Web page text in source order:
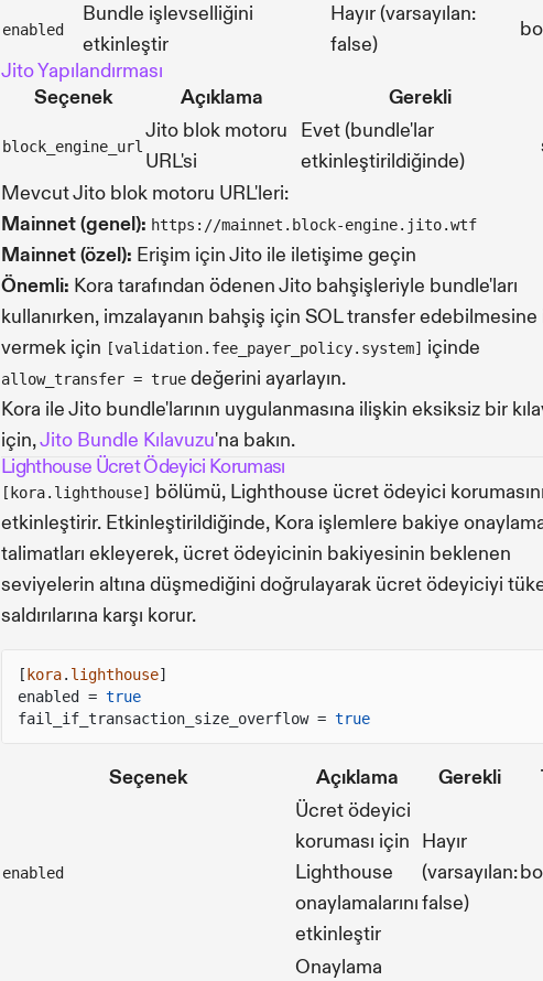
enabled
Bundle işlevselliğini
etkinleştir
Hayır (varsayılan:
false)
Jito Yapılandırması
Seçenek
Açıklama Gerekli
block_engine_url
Jito blok motoru
URL'si
Evet (bundle'lar
etkinleştirildiğinde)
Mevcut Jito blok motoru URL'leri:
Mainnet (genel): https://mainnet.block-engine.jito.wtf
Mainnet (özel): Erişim için Jito ile iletişime geçin
Önemli: Kora tarafından ödenen Jito bahşişleriyle bundle'ları
kullanırken, imzalayanın bahşiş için SOL transfer edebilmesine
vermek için [validation.fee_payer_policy.system] içinde
allow_transfer = true değerini ayarlayın.
Kora ile Jito bundle'larının uygulanmasına ilişkin eksiksiz bir
için,Jito Bundle Kılavuzu'na bakın.
Lighthouse Ücret Ödeyici Koruması
[kora.lighthouse] bölümü, Lighthouse ücret ödeyici korumasını
etkinleştirir. Etkinleştirildiğinde, Kora işlemlere bakiye
talimatları ekleyerek, ücret ödeyicinin bakiyesinin beklenen
seviyelerin altına düşmediğini doğrulayarak ücret ödeyiciyi
saldırılarına karşı korur.
[ kora. lighthouse]
enabled = true
fail_if_transaction_size_overflow = true
Seçenek Açıklama Gerekli
enabled
Ücret ödeyici
koruması için
Lighthouse
onaylamalarını
etkinleştir
Hayır
(varsayılan:
false)
Onaylama